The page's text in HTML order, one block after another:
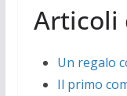
Articoli
Un regalo
Il primo